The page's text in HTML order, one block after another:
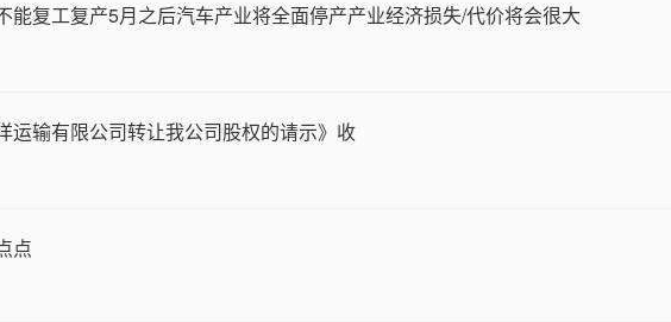
能复工复产5月之后汽车产业将全面停产产业经济损失/代价将会很大
运输有限公司转让我公司股权的请示》收
点